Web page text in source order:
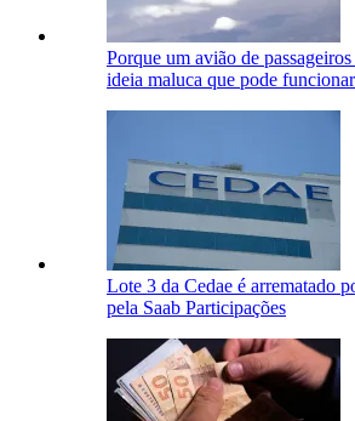
Porque um avião de
ideia maluca que pode funcionar
Lote 3 da Cedae é arrematado
pela Saab Participações